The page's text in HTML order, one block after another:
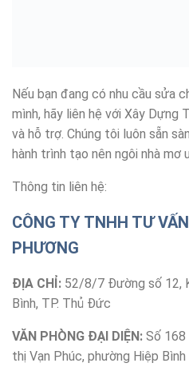
Nếu bạn đang có nhu cầu sửa
mình, hãy liên hệ với Xây
và hỗ trợ. Chúng tôi luôn sẵn
hành trình tạo nên ngôi nhà mơ
Thông tin liên hệ:
CÔNG TY TNHH TƯ
PHƯƠNG
ĐỊA CHỈ: 52/8/7 Đường số 12,
Bình, TP. Thủ Đức
VĂN PHÒNG ĐẠI DIỆN: Số
thị Vạn Phúc, phường Hiệp